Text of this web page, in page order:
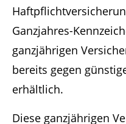
Ganzjahres-
ganzjährigen
bereits gegen
erhältlich.
Diese ganzjährigen